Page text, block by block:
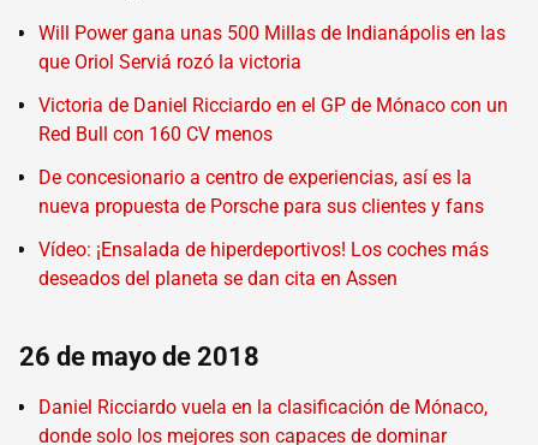
Will Power gana unas 500 Millas de Indianápolis en las
que Oriol Serviá rozó la victoria
Victoria de Daniel Ricciardo en el GP de Mónaco con un
Red Bull con 160 CV menos
De concesionario a centro de experiencias, así es la
nueva propuesta de Porsche para sus clientes y fans
Vídeo: ¡Ensalada de hiperdeportivos! Los coches más
deseados del planeta se dan cita en Assen
26 de mayo de 2018
Daniel Ricciardo vuela en la clasificación de Mónaco,
donde solo los mejores son capaces de dominar